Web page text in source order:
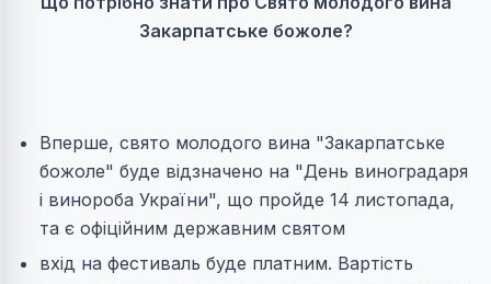
Закарпатське божоле?
Вперше, свято молодого вина "Закарпатське
божоле" буде відзначено на "День виноградаря
і винороба України", що пройде 14 листопада,
та є офіційним державним святом
вхід на фестиваль буде платним. Вартість